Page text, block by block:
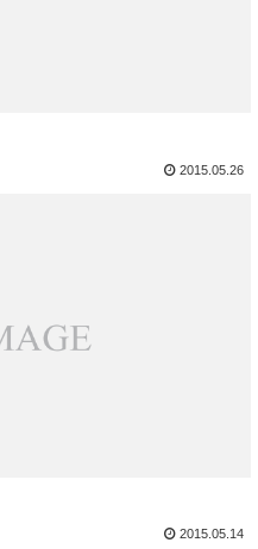
2015.05.26
2015.05.14